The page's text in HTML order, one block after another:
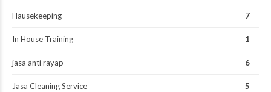
Hausekeeping 7
In House Training 1
jasa anti rayap 6
Jasa Cleaning Service 5